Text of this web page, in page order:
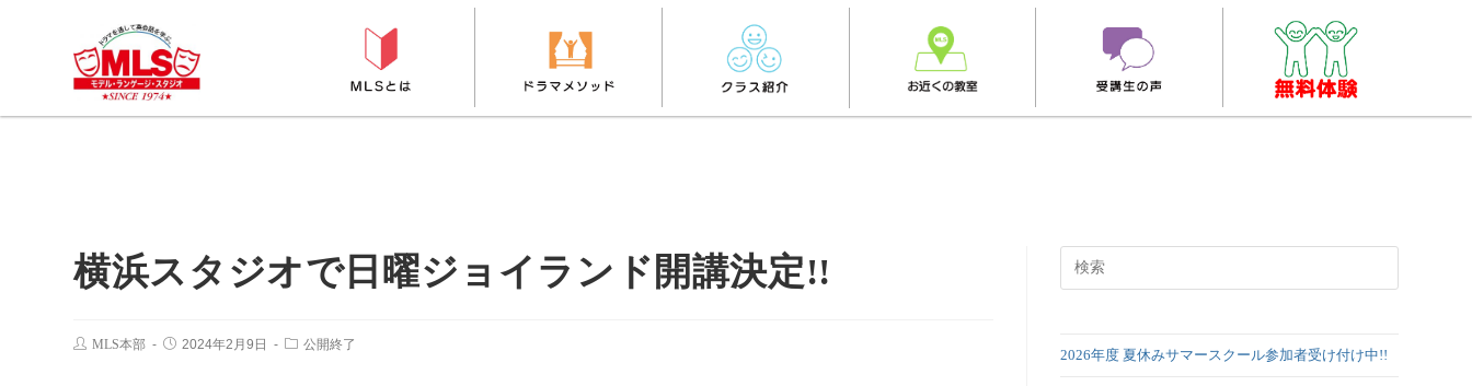
横浜スタジオで日曜ジョイランド開講決定!!
MLS本部 2024年2月9日 公開終了
2026年度 夏休みサマースクール参加者受け付け中!!